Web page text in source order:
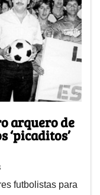
arquero de
‘picaditos’
futbolistas para